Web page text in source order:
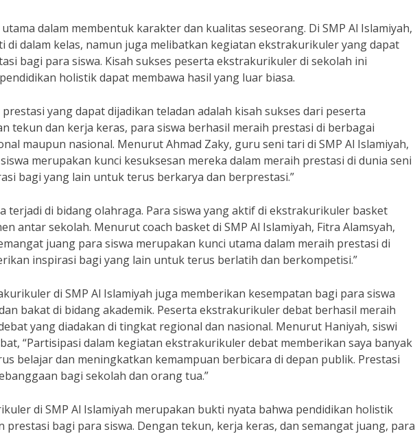
dalam membentuk karakter dan kualitas seseorang. Di SMP Al Islamiyah,
di dalam kelas, namun juga melibatkan kegiatan ekstrakurikuler yang dapat
bagi para siswa. Kisah sukses peserta ekstrakurikuler di sekolah ini
holistik dapat membawa hasil yang luar biasa.
yang dapat dijadikan teladan adalah kisah sukses dari peserta
tekun dan kerja keras, para siswa berhasil meraih prestasi di berbagai
maupun nasional. Menurut Ahmad Zaky, guru seni tari di SMP Al Islamiyah,
merupakan kunci kesuksesan mereka dalam meraih prestasi di dunia seni
bagi yang lain untuk terus berkarya dan berprestasi.”
terjadi di bidang olahraga. Para siswa yang aktif di ekstrakurikuler basket
antar sekolah. Menurut coach basket di SMP Al Islamiyah, Fitra Alamsyah,
juang para siswa merupakan kunci utama dalam meraih prestasi di
inspirasi bagi yang lain untuk terus berlatih dan berkompetisi.”
di SMP Al Islamiyah juga memberikan kesempatan bagi para siswa
bakat di bidang akademik. Peserta ekstrakurikuler debat berhasil meraih
yang diadakan di tingkat regional dan nasional. Menurut Haniyah, siswi
“Partisipasi dalam kegiatan ekstrakurikuler debat memberikan saya banyak
belajar dan meningkatkan kemampuan berbicara di depan publik. Prestasi
bagi sekolah dan orang tua.”
di SMP Al Islamiyah merupakan bukti nyata bahwa pendidikan holistik
prestasi bagi para siswa. Dengan tekun, kerja keras, dan semangat juang, para